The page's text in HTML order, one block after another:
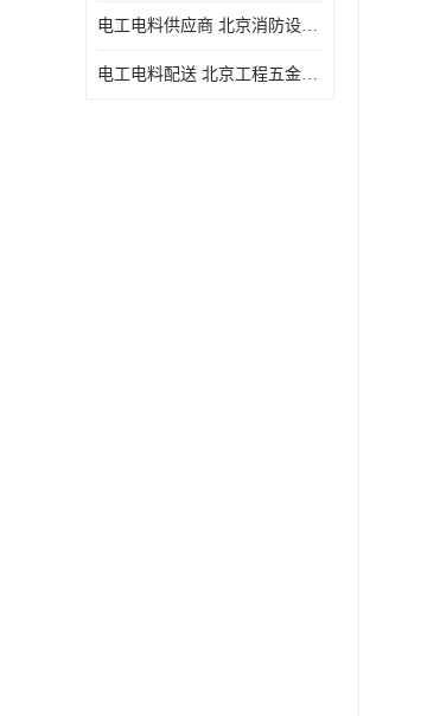
电工电料供应商 北京消防设备 一站式采购供应
电工电料配送 北京工程五金材料配送 华信万佳商贸